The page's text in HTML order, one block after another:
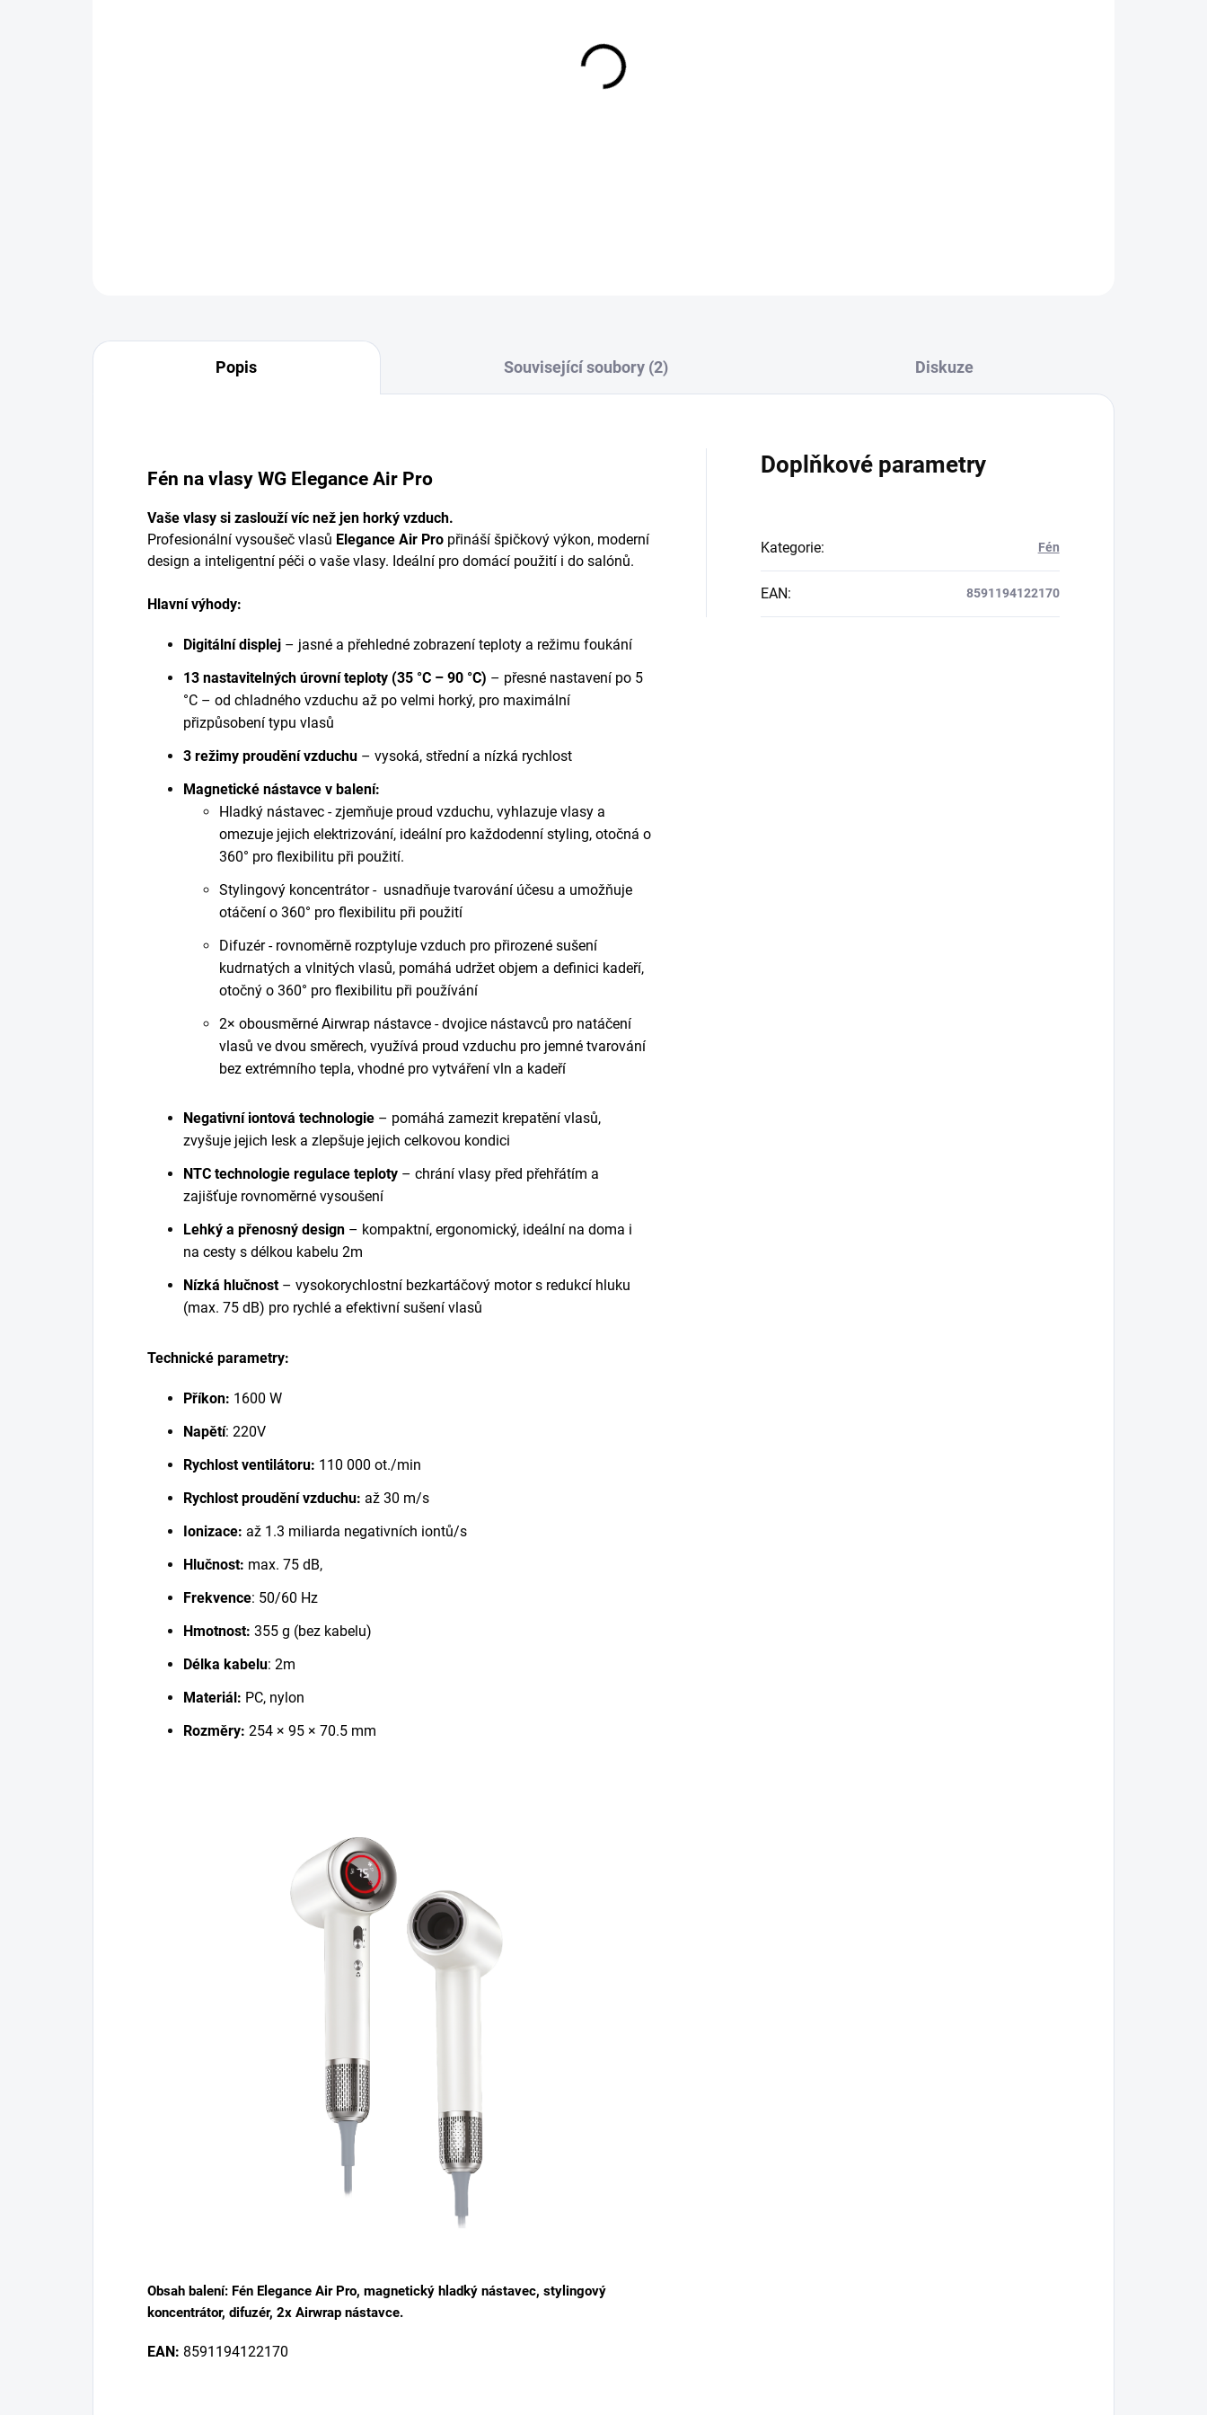
Popis Související soubory (2) Diskuze
Fén na vlasy WG Elegance Air Pro
Vaše vlasy si zaslouží víc než jen horký vzduch.
Profesionální vysoušeč vlasů Elegance Air Pro přináší špičkový výkon, moderní
design a inteligentní péči o vaše vlasy. Ideální pro domácí použití i do salónů.
Hlavní výhody:
Digitální displej – jasné a přehledné zobrazení teploty a režimu foukání
13 nastavitelných úrovní teploty (35 °C – 90 °C) – přesné nastavení po 5
°C – od chladného vzduchu až po velmi horký, pro maximální
přizpůsobení typu vlasů
3 režimy proudění vzduchu – vysoká, střední a nízká rychlost
Magnetické nástavce v balení:
Hladký nástavec - zjemňuje proud vzduchu, vyhlazuje vlasy a
omezuje jejich elektrizování, ideální pro každodenní styling, otočná o
360° pro flexibilitu při použití.
Stylingový koncentrátor - usnadňuje tvarování účesu a umožňuje
otáčení o 360° pro flexibilitu při použití
Difuzér - rovnoměrně rozptyluje vzduch pro přirozené sušení
kudrnatých a vlnitých vlasů, pomáhá udržet objem a definici kadeří,
otočný o 360° pro flexibilitu při používání
2× obousměrné Airwrap nástavce - dvojice nástavců pro natáčení
vlasů ve dvou směrech, využívá proud vzduchu pro jemné tvarování
bez extrémního tepla, vhodné pro vytváření vln a kadeří
Negativní iontová technologie – pomáhá zamezit krepatění vlasů,
zvyšuje jejich lesk a zlepšuje jejich celkovou kondici
NTC technologie regulace teploty – chrání vlasy před přehřátím a
zajišťuje rovnoměrné vysoušení
Lehký a přenosný design – kompaktní, ergonomický, ideální na doma i
na cesty s délkou kabelu 2m
Nízká hlučnost– vysokorychlostní bezkartáčový motor s redukcí hluku
(max. 75 dB) pro rychlé a efektivní sušení vlasů
Technické parametry:
Příkon: 1600 W
Napětí: 220V
Rychlost ventilátoru: 110 000 ot./min
Rychlost proudění vzduchu: až 30 m/s
Ionizace: až 1.3 miliarda negativních iontů/s
Hlučnost: max. 75 dB,
Frekvence: 50/60 Hz
Hmotnost: 355 g (bez kabelu)
Délka kabelu: 2m
Materiál: PC, nylon
Rozměry: 254 × 95 × 70.5 mm
Obsah balení: Fén Elegance Air Pro, magnetický hladký nástavec, stylingový
koncentrátor, difuzér, 2x Airwrap nástavce.
EAN: 8591194122170
Doplňkové parametry
Kategorie: Fén
EAN: 8591194122170